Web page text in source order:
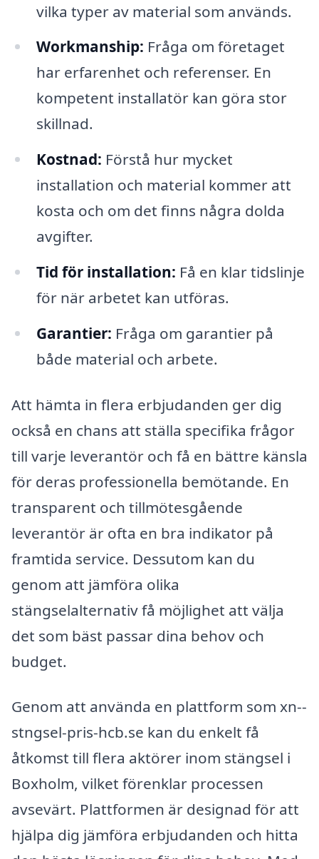
vilka typer av material som används.
Workmanship: Fråga om företaget
har erfarenhet och referenser. En
kompetent installatör kan göra stor
skillnad.
Kostnad: Förstå hur mycket
installation och material kommer att
kosta och om det finns några dolda
avgifter.
Tid för installation: Få en klar tidslinje
för när arbetet kan utföras.
Garantier: Fråga om garantier på
både material och arbete.
Att hämta in flera erbjudanden ger dig
också en chans att ställa specifika frågor
till varje leverantör och få en bättre känsla
för deras professionella bemötande. En
transparent och tillmötesgående
leverantör är ofta en bra indikator på
framtida service. Dessutom kan du
genom att jämföra olika
stängselalternativ få möjlighet att välja
det som bäst passar dina behov och
budget.
Genom att använda en plattform som xn--
stngsel-pris-hcb.se kan du enkelt få
åtkomst till flera aktörer inom stängsel i
Boxholm, vilket förenklar processen
avsevärt. Plattformen är designad för att
hjälpa dig jämföra erbjudanden och hitta